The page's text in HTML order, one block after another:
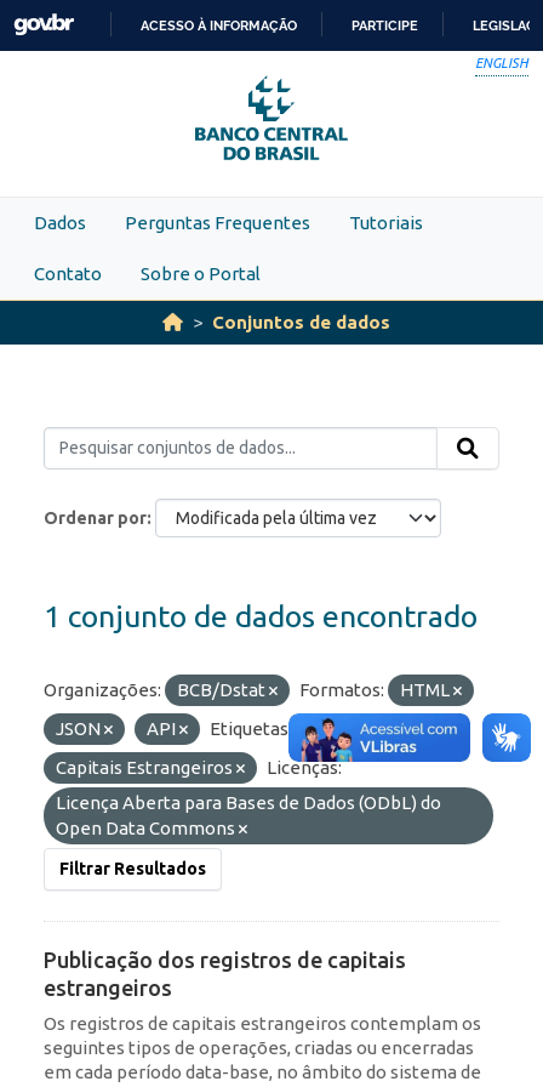
Skip to main content
PARA
O
CONTEÚDO
ACESSO À INFORMAÇÃO PARTICIPE
ENGLISH
Dados Perguntas Frequentes Tutoriais
Contato Sobre o Portal
Conjuntos de dados
Ordenar por
1 conjunto de dados encontrado
Organizações: BCB/Dstat Formatos:
HTML
JSON
API
Etiquetas:
Capitais Estrangeiros
Licenças:
Licença Aberta para Bases de Dados (ODbL) do
Open Data Commons
Filtrar Resultados
Publicação dos registros de capitais
estrangeiros
Os registros de capitais estrangeiros contemplam os
seguintes tipos de operações, criadas ou encerradas
em cada período data-base, no âmbito do sistema de